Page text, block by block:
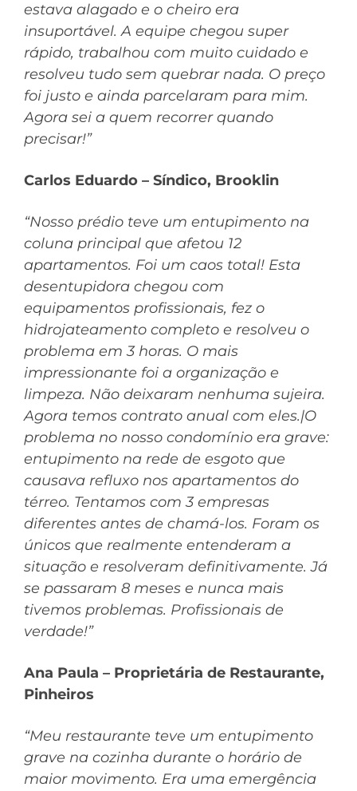
estava alagado e o cheiro era
insuportável. A equipe chegou super
rápido, trabalhou com muito cuidado e
resolveu tudo sem quebrar nada. O preço
foi justo e ainda parcelaram para mim.
Agora sei a quem recorrer quando
precisar!”
Carlos Eduardo – Síndico, Brooklin
“Nosso prédio teve um entupimento na
coluna principal que afetou 12
apartamentos. Foi um caos total! Esta
desentupidora chegou com
equipamentos profissionais, fez o
hidrojateamento completo e resolveu o
problema em 3 horas. O mais
impressionante foi a organização e
limpeza. Não deixaram nenhuma sujeira.
Agora temos contrato anual com eles.|O
problema no nosso condomínio era grave:
entupimento na rede de esgoto que
causava refluxo nos apartamentos do
térreo. Tentamos com 3 empresas
diferentes antes de chamá-los. Foram os
únicos que realmente entenderam a
situação e resolveram definitivamente. Já
se passaram 8 meses e nunca mais
tivemos problemas. Profissionais de
verdade!”
Ana Paula – Proprietária de Restaurante,
Pinheiros
“Meu restaurante teve um entupimento
grave na cozinha durante o horário de
maior movimento. Era uma emergência